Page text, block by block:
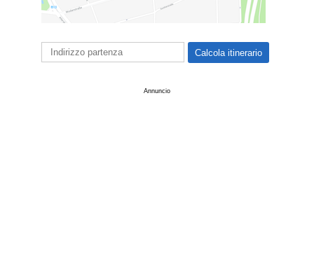
Annuncio